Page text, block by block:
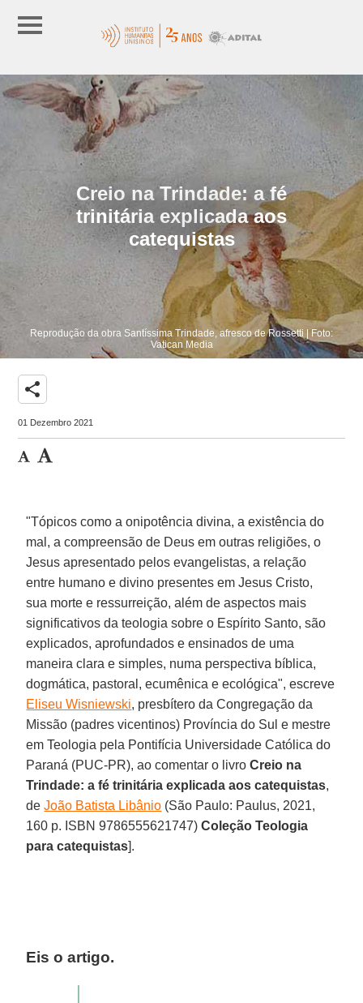
Creio na Trindade: a fé
trinitária explicada aos
catequistas
Reprodução da obra Santíssima Trindade, afresco de Rossetti | Foto:
Vatican Media
share
01 Dezembro 2021
"Tópicos como a onipotência divina, a existência do
mal, a compreensão de Deus em outras religiões, o
Jesus apresentado pelos evangelistas, a relação
entre humano e divino presentes em Jesus Cristo,
sua morte e ressurreição, além de aspectos mais
significativos da teologia sobre o Espírito Santo, são
explicados, aprofundados e ensinados de uma
maneira clara e simples, numa perspectiva bíblica,
dogmática, pastoral, ecumênica e ecológica", escreve
Eliseu Wisniewski, presbítero da Congregação da
Missão (padres vicentinos) Província do Sul e mestre
em Teologia pela Pontifícia Universidade Católica do
Paraná (PUC-PR), ao comentar o livroCreio na
Trindade: a fé trinitária explicada aos catequistas,
deJoão Batista Libânio (São Paulo: Paulus, 2021,
160 p. ISBN 9786555621747)Coleção Teologia
para catequistas].
Eis o artigo.